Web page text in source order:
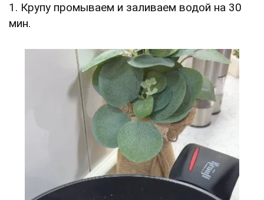
1. Крупу промываем и заливаем водой на 30
мин.